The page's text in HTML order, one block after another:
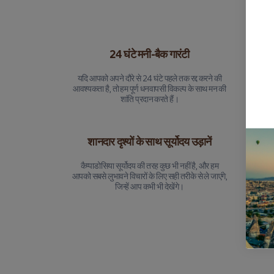
24 घंटे मनी-बैक गारंटी
यदि आपको अपने दौरे से 24 घंटे पहले तक रद्द करने की
आवश्यकता है, तो हम पूर्ण धनवापसी विकल्प के साथ मन की
शांति प्रदान करते हैं।
हर
चिंता
शानदार दृश्यों के साथ सूर्योदय उड़ानें
कैप्पाडोसिया सूर्योदय की तरह कुछ भी नहीं है, और हम
आपको सबसे लुभावने विचारों के लिए सही तरीके से ले जाएंगे,
जिन्हें आप कभी भी देखेंगे।
हम
सेवा